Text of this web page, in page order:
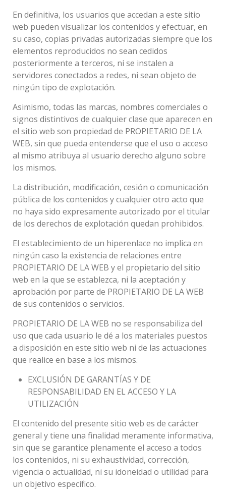
En definitiva, los usuarios que accedan a este sitio
web pueden visualizar los contenidos y efectuar, en
su caso, copias privadas autorizadas siempre que los
elementos reproducidos no sean cedidos
posteriormente a terceros, ni se instalen a
servidores conectados a redes, ni sean objeto de
ningún tipo de explotación.
Asimismo, todas las marcas, nombres comerciales o
signos distintivos de cualquier clase que aparecen en
el sitio web son propiedad de PROPIETARIO DE LA
WEB, sin que pueda entenderse que el uso o acceso
al mismo atribuya al usuario derecho alguno sobre
los mismos.
La distribución, modificación, cesión o comunicación
pública de los contenidos y cualquier otro acto que
no haya sido expresamente autorizado por el titular
de los derechos de explotación quedan prohibidos.
El establecimiento de un hiperenlace no implica en
ningún caso la existencia de relaciones entre
PROPIETARIO DE LA WEB y el propietario del sitio
web en la que se establezca, ni la aceptación y
aprobación por parte de PROPIETARIO DE LA WEB
de sus contenidos o servicios.
PROPIETARIO DE LA WEB no se responsabiliza del
uso que cada usuario le dé a los materiales puestos
a disposición en este sitio web ni de las actuaciones
que realice en base a los mismos.
EXCLUSIÓN DE GARANTÍAS Y DE
RESPONSABILIDAD EN EL ACCESO Y LA
UTILIZACIÓN
El contenido del presente sitio web es de carácter
general y tiene una finalidad meramente informativa,
sin que se garantice plenamente el acceso a todos
los contenidos, ni su exhaustividad, corrección,
vigencia o actualidad, ni su idoneidad o utilidad para
un objetivo específico.